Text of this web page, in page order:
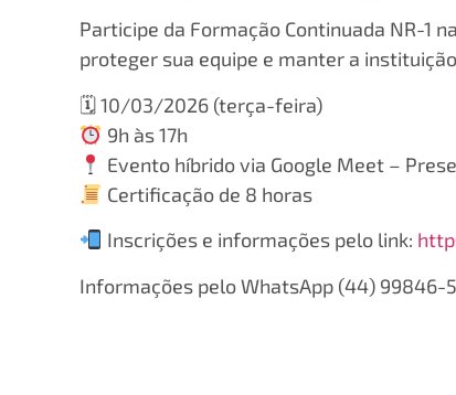
Participe da Formação Continuada NR-1
proteger sua equipe e manter a
🗓 10/03/2026 (terça-feira)
9h às 17h
Evento híbrido via Google Meet –
Certificação de 8 horas
Inscrições e informações pelo link:
Informações pelo WhatsApp (44) 99846-